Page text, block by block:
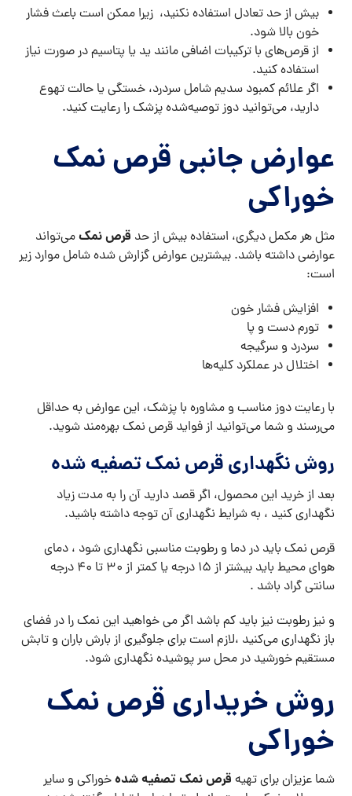
بیش از حد تعادل استفاده نکنید، زیرا ممکن است باعث فشار
خون بالا شود.
از قرص‌های با ترکیبات اضافی مانند ید یا پتاسیم در صورت نیاز
استفاده کنید.
اگر علائم کمبود سدیم شامل سردرد، خستگی یا حالت تهوع
دارید، می‌توانید دوز توصیه‌شده پزشک را رعایت کنید.
عوارض جانبی قرص نمک
خوراکی
مثل هر مکمل دیگری، استفاده بیش از حد قرص نمکمی‌تواند
عوارضی داشته باشد. بیشترین عوارض گزارش شده شامل موارد زیر
است:
افزایش فشار خون
تورم دست و پا
سردرد و سرگیجه
اختلال در عملکرد کلیه‌ها
با رعایت دوز مناسب و مشاوره با پزشک، این عوارض به حداقل
می‌رسند و شما می‌توانید از فواید قرص نمک بهره‌مند شوید.
روش نگهداری قرص نمک تصفیه شده
بعد از خرید این محصول، اگر قصد دارید آن را به مدت زیاد
نگهداری کنید ، به شرایط نگهداری آن توجه داشته باشید.
قرص نمک باید در دما و رطوبت مناسبی نگهداری شود ، دمای
هوای محیط باید بیشتر از ۱۵ درجه یا کمتر از ۳۰ تا ۴۰ درجه
سانتی گراد باشد .
و نیز رطوبت نیز باید کم باشد اگر می خواهید این نمک را در فضای
باز نگهداری می‌کنید ،لازم است برای جلوگیری از بارش باران و تابش
مستقیم خورشید در محل سر پوشیده نگهداری شود.
روش خریداری قرص نمک
خوراکی
شما عزیزان برای تهیه قرص نمک تصفیه شدهخوراکی و سایر